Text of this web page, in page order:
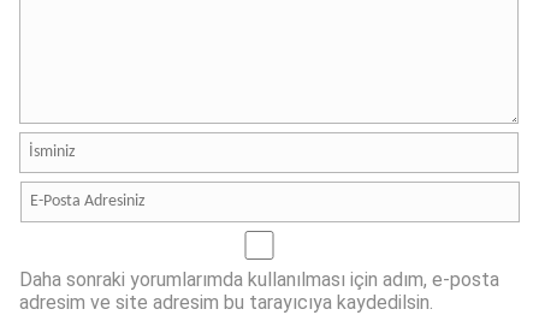
Daha sonraki yorumlarımda kullanılması için adım, e-posta
adresim ve site adresim bu tarayıcıya kaydedilsin.